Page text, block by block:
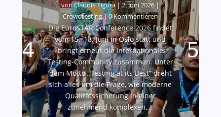
vonClaudia Figura|2. Juni 2026|
Crowdtesting| 0 Kommentieren
Die EuroSTAR Conference 2026 findet
vom 15.–18. Juni in Oslo statt und
bringt erneut die internationale
Testing-Community zusammen. Unter
dem Motto „Testing at its Best“ dreht
sich alles um die Frage, wie moderne
Qualitätssicherung in einer
zunehmend komplexen,...